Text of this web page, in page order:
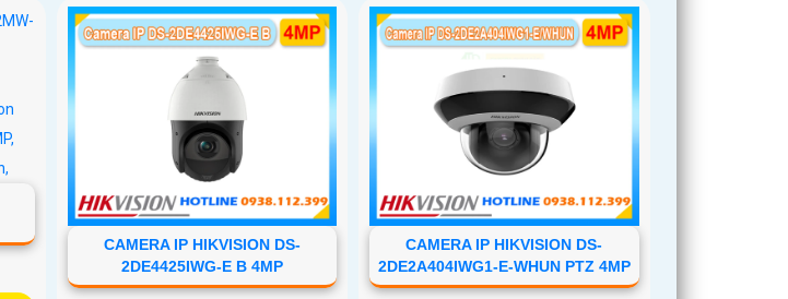
CAMERA IP HIKVISION DS-
2DE4425IWG-E B 4MP
CAMERA IP HIKVISION DS-
2DE2A404IWG1-E-WHUN PTZ 4MP